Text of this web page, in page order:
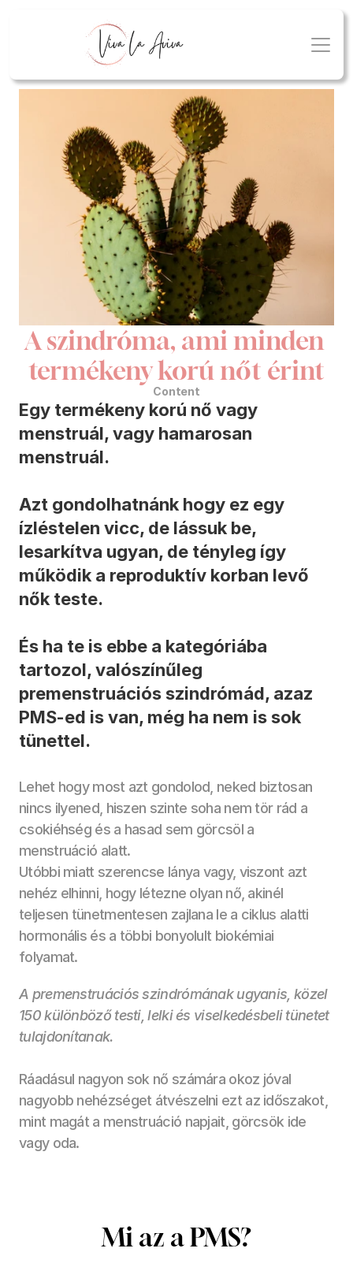
A szindróma, ami minden
termékeny korú nőt érint
Content
Egy termékeny korú nő vagy
menstruál, vagy hamarosan
menstruál.
Azt gondolhatnánk hogy ez egy
ízléstelen vicc, de lássuk be,
lesarkítva ugyan, de tényleg így
működik a reproduktív korban levő
nők teste.
És ha te is ebbe a kategóriába
tartozol, valószínűleg
premenstruációs szindrómád, azaz
PMS-ed is van, még ha nem is sok
tünettel.
Lehet hogy most azt gondolod, neked biztosan
nincs ilyened, hiszen szinte soha nem tör rád a
csokiéhség és a hasad sem görcsöl a
menstruáció alatt.
Utóbbi miatt szerencse lánya vagy, viszont azt
nehéz elhinni, hogy létezne olyan nő, akinél
teljesen tünetmentesen zajlana le a ciklus alatti
hormonális és a többi bonyolult biokémiai
folyamat.
A premenstruációs szindrómának ugyanis, közel
150 különböző testi, lelki és viselkedésbeli tünetet
tulajdonítanak.
Ráadásul nagyon sok nő számára okoz jóval
nagyobb nehézséget átvészelni ezt az időszakot,
mint magát a menstruáció napjait, görcsök ide
vagy oda.
Mi az a PMS?